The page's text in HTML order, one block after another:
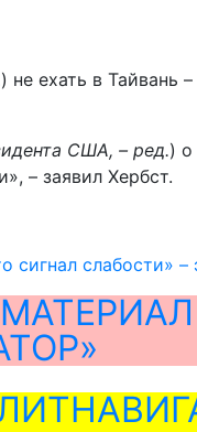
) не ехать в Тайвань
США, – ред.)
– заявил Хербст.
сигнал слабости»